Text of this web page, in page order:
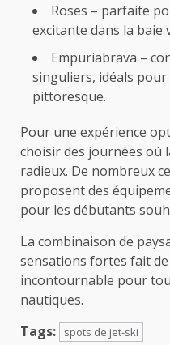
Roses – parfaite
excitante dans la baie
Empuriabrava –
singuliers, idéals
pittoresque.
Pour une expérience
choisir des journées où
radieux. De nombreux
proposent des
pour les débutants
La combinaison de
sensations fortes fait
incontournable pour
nautiques.
Tags:
spots de jet-ski